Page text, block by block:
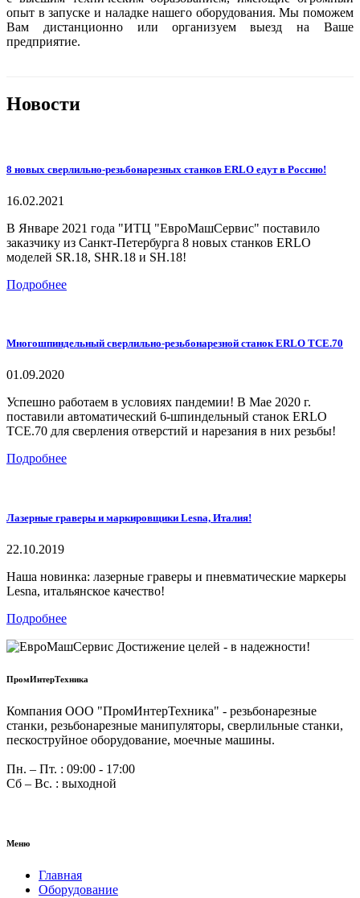
опыт в запуске и наладке нашего оборудования. Мы поможем
Вам дистанционно или организуем выезд на Ваше
предприятие.
Новости
8 новых сверлильно-резьбонарезных станков ERLO едут в Россию!
16.02.2021
В Январе 2021 года "ИТЦ "ЕвроМашСервис" поставило
заказчику из Санкт-Петербурга 8 новых станков ERLO
моделей SR.18, SHR.18 и SH.18!
Подробнее
Многошпиндельный сверлильно-резьбонарезной станок ERLO TCE.70
01.09.2020
Успешно работаем в условиях пандемии! В Мае 2020 г.
поставили автоматический 6-шпиндельный станок ERLO
TCE.70 для сверления отверстий и нарезания в них резьбы!
Подробнее
Лазерные граверы и маркировщики Lesna, Италия!
22.10.2019
Наша новинка: лазерные граверы и пневматические маркеры
Lesna, итальянское качество!
Подробнее
ПромИнтерТехника
Компания ООО "ПромИнтерТехника" - резьбонарезные
станки, резьбонарезные манипуляторы, сверлильные станки,
пескоструйное оборудование, моечные машины.
Пн. – Пт. : 09:00 - 17:00
Сб – Вс. : выходной
Меню
Главная
Оборудование